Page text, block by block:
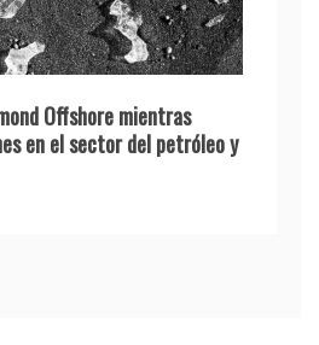
Offshore mientras
en el sector del petróleo y